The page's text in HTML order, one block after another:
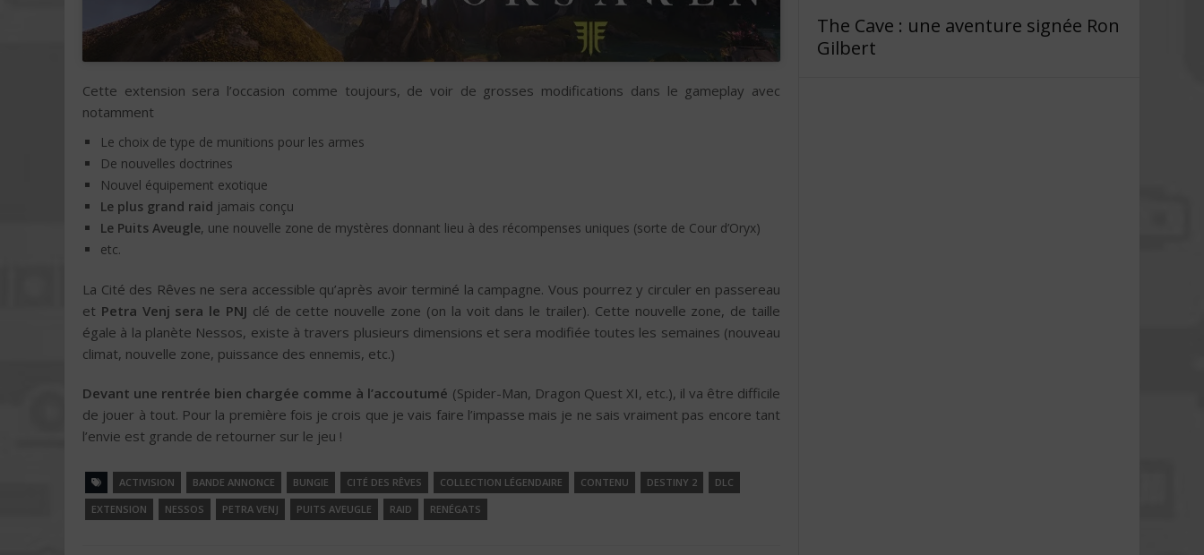
Cette extension sera l’occasion comme toujours, de voir de grosses modifications dans le gameplay avec
notamment
Le choix de type de munitions pour les armes
De nouvelles doctrines
Nouvel équipement exotique
Le plus grand raid jamais conçu
Le Puits Aveugle, une nouvelle zone de mystères donnant lieu à des récompenses uniques (sorte de Cour d’Oryx)
etc.
La Cité des Rêves ne sera accessible qu’après avoir terminé la campagne. Vous pourrez y circuler en passereau
et Petra Venj sera le PNJ clé de cette nouvelle zone (on la voit dans le trailer). Cette nouvelle zone, de taille
égale à la planète Nessos, existe à travers plusieurs dimensions et sera modifiée toutes les semaines (nouveau
climat, nouvelle zone, puissance des ennemis, etc.)
Devant une rentrée bien chargée comme à l’accoutumé (Spider-Man, Dragon Quest XI, etc.), il va être difficile
de jouer à tout. Pour la première fois je crois que je vais faire l’impasse mais je ne sais vraiment pas encore tant
l’envie est grande de retourner sur le jeu !
ACTIVISION BANDE ANNONCE BUNGIE CITÉ DES RÊVES COLLECTION LÉGENDAIRE CONTENU DESTINY 2
DLC
EXTENSION
NESSOS PETRA VENJ PUITS AVEUGLE RAID RENÉGATS
The Cave : une aventure signée Ron
Gilbert